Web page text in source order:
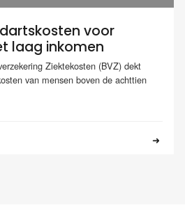
voor
laag inkomen
Ziektekosten (BVZ) dekt
van mensen boven de achttien